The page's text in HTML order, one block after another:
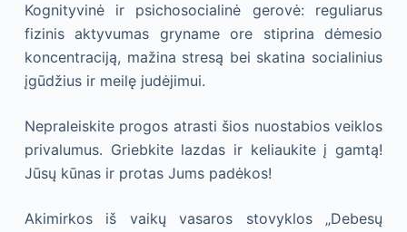
Kognityvinė ir psichosocialinė gerovė: reguliarus
fizinis aktyvumas gryname ore stiprina dėmesio
koncentraciją, mažina stresą bei skatina socialinius
įgūdžius ir meilę judėjimui.
Nepraleiskite progos atrasti šios nuostabios veiklos
privalumus. Griebkite lazdas ir keliaukite į gamtą!
Jūsų kūnas ir protas Jums padėkos!
Akimirkos iš vaikų vasaros stovyklos „Debesų